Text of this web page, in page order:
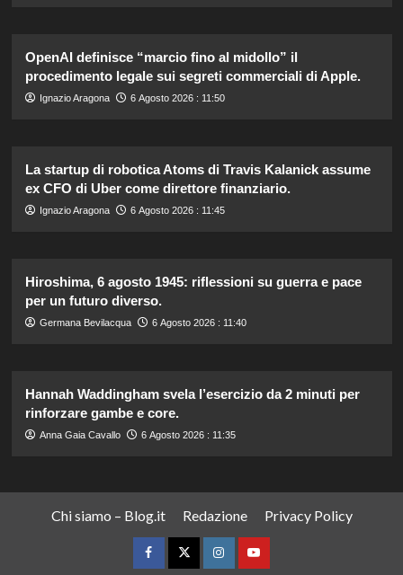
OpenAI definisce “marcio fino al midollo” il
procedimento legale sui segreti commerciali di Apple.
Ignazio Aragona 6 Agosto 2026 : 11:50
La startup di robotica Atoms di Travis Kalanick assume
ex CFO di Uber come direttore finanziario.
Ignazio Aragona 6 Agosto 2026 : 11:45
Hiroshima, 6 agosto 1945: riflessioni su guerra e pace
per un futuro diverso.
Germana Bevilacqua 6 Agosto 2026 : 11:40
Hannah Waddingham svela l’esercizio da 2 minuti per
rinforzare gambe e core.
Anna Gaia Cavallo 6 Agosto 2026 : 11:35
Chi siamo – Blog.it Redazione Privacy Policy
FacebookTwitterInstagramYouTube